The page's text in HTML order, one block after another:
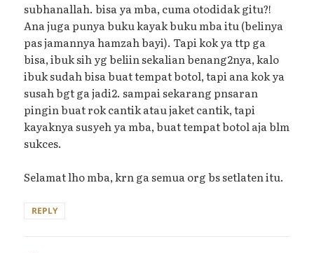
subhanallah. bisa ya mba, cuma otodidak gitu?!
Ana juga punya buku kayak buku mba itu (belinya
pas jamannya hamzah bayi). Tapi kok ya ttp ga
bisa, ibuk sih yg beliin sekalian benang2nya, kalo
ibuk sudah bisa buat tempat botol, tapi ana kok ya
susah bgt ga jadi2. sampai sekarang pnsaran
pingin buat rok cantik atau jaket cantik, tapi
kayaknya susyeh ya mba, buat tempat botol aja blm
sukces.
Selamat lho mba, krn ga semua org bs setlaten itu.
REPLY